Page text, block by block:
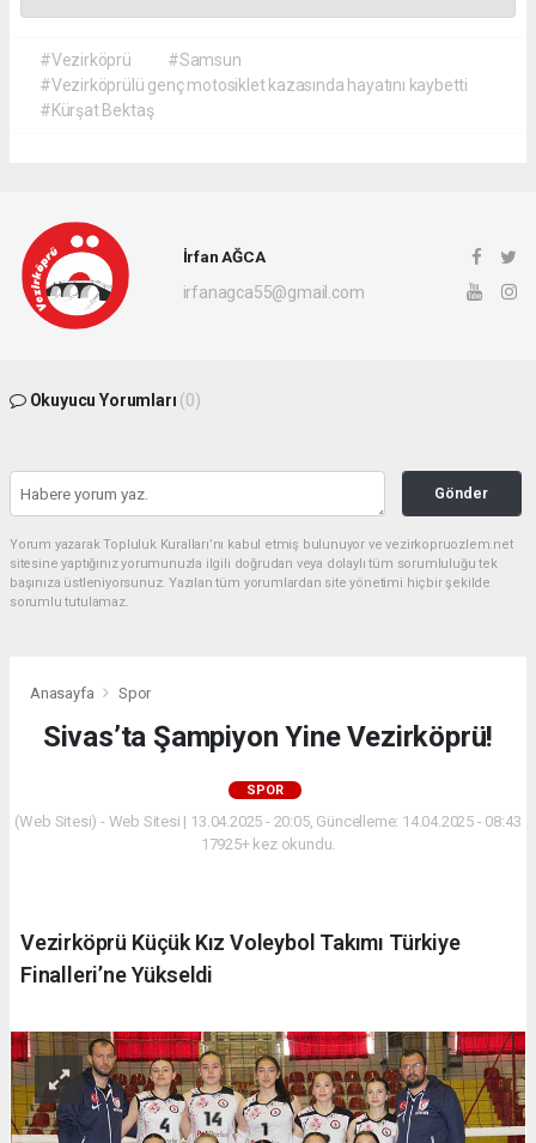
#Vezirköprü
#Samsun
#Vezirköprülü genç motosiklet kazasında hayatını kaybetti
#Kürşat Bektaş
İrfan AĞCA
irfanagca55@gmail.com
Okuyucu Yorumları (0)
Gönder
Yorum yazarak Topluluk Kuralları’nı kabul etmiş bulunuyor ve vezirkopruozlem.net
sitesine yaptığınız yorumunuzla ilgili doğrudan veya dolaylı tüm sorumluluğu tek
başınıza üstleniyorsunuz. Yazılan tüm yorumlardan site yönetimi hiçbir şekilde
sorumlu tutulamaz.
Anasayfa Spor
Sivas’ta Şampiyon Yine Vezirköprü!
SPOR
(Web Sitesi) - Web Sitesi | 13.04.2025 - 20:05, Güncelleme: 14.04.2025 - 08:43
17925+ kez okundu.
Vezirköprü Küçük Kız Voleybol Takımı Türkiye
Finalleri’ne Yükseldi